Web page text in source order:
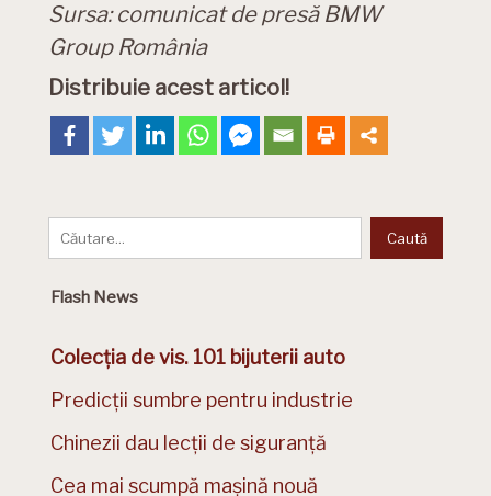
Sursa: comunicat de presă BMW
Group România
Distribuie acest articol!
Flash News
Colecția de vis. 101 bijuterii auto
Predicții sumbre pentru industrie
Chinezii dau lecții de siguranță
Cea mai scumpă mașină nouă